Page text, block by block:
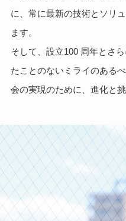
に、常に最新の技術とソリ
ます。
そして、設立100 周年とさ
たことのないミライのある
会の実現のために、進化と